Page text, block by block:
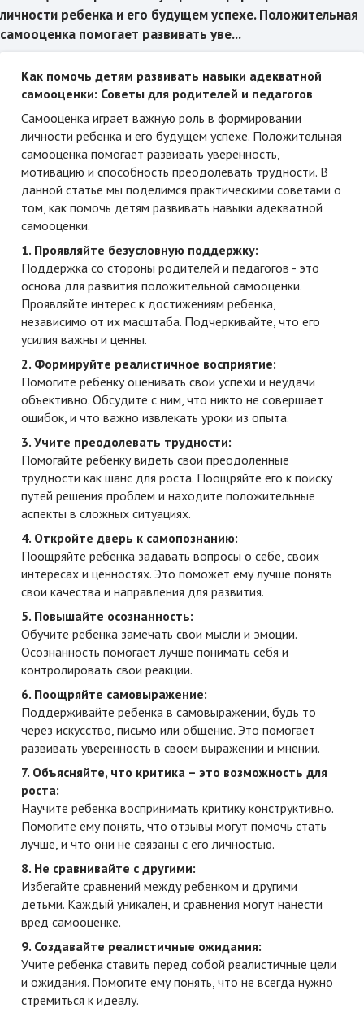
личности ребенка и его будущем успехе. Положительная
самооценка помогает развивать уве...
Как помочь детям развивать навыки адекватной
самооценки: Советы для родителей и педагогов
Самооценка играет важную роль в формировании
личности ребенка и его будущем успехе. Положительная
самооценка помогает развивать уверенность,
мотивацию и способность преодолевать трудности. В
данной статье мы поделимся практическими советами о
том, как помочь детям развивать навыки адекватной
самооценки.
1. Проявляйте безусловную поддержку:
Поддержка со стороны родителей и педагогов - это
основа для развития положительной самооценки.
Проявляйте интерес к достижениям ребенка,
независимо от их масштаба. Подчеркивайте, что его
усилия важны и ценны.
2. Формируйте реалистичное восприятие:
Помогите ребенку оценивать свои успехи и неудачи
объективно. Обсудите с ним, что никто не совершает
ошибок, и что важно извлекать уроки из опыта.
3. Учите преодолевать трудности:
Помогайте ребенку видеть свои преодоленные
трудности как шанс для роста. Поощряйте его к поиску
путей решения проблем и находите положительные
аспекты в сложных ситуациях.
4. Откройте дверь к самопознанию:
Поощряйте ребенка задавать вопросы о себе, своих
интересах и ценностях. Это поможет ему лучше понять
свои качества и направления для развития.
5. Повышайте осознанность:
Обучите ребенка замечать свои мысли и эмоции.
Осознанность помогает лучше понимать себя и
контролировать свои реакции.
6. Поощряйте самовыражение:
Поддерживайте ребенка в самовыражении, будь то
через искусство, письмо или общение. Это помогает
развивать уверенность в своем выражении и мнении.
7. Объясняйте, что критика – это возможность для
роста:
Научите ребенка воспринимать критику конструктивно.
Помогите ему понять, что отзывы могут помочь стать
лучше, и что они не связаны с его личностью.
8. Не сравнивайте с другими:
Избегайте сравнений между ребенком и другими
детьми. Каждый уникален, и сравнения могут нанести
вред самооценке.
9. Создавайте реалистичные ожидания:
Учите ребенка ставить перед собой реалистичные цели
и ожидания. Помогите ему понять, что не всегда нужно
стремиться к идеалу.